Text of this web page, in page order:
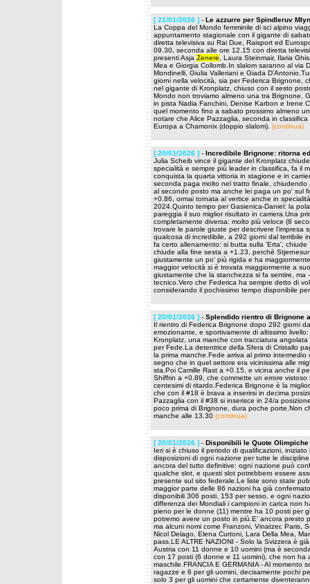
[ 21/01/2026 ] - Le azzurre per Spindleruv
La Coppa del Mondo femminile di sci alpino
appuntamento stagionale con il gigante di
diretta televisiva su Rai Due, Raisport ed
09.30, seconda alle ore 12.15 con diretta
presenti Asja Zenere , Laura Steinmair, Ilaria
Mea e Giorgia Collomb.In slalom saranno al via
Mondinelli, Giulia Valleriani e Giada
giorni nella velocità, sia per Federica Brignone,
nel gigante di Kronplatz, chiuso con il sesto
Mondo non troviamo almeno una tra Brignone,
in pista Nadia Fanchini, Denise Karbon e Irene
quel momento fino a sabato prossimo almeno
notare che Alice Pazzaglia, seconda in
Europa a Chamonix (doppio slalom). (continua)
[ 20/01/2026 ] - Incredibile Brignone: ritorna
Julia Scheib vince il gigante del Kronplatz
specialità e sempre più leader in classifica, fa il
conquista la quarta vittoria in stagione e in
seconda paga molto nel tratto finale, chiudendo
al secondo posto ma anche lei paga un po' sul
+0.86, ormai tornata al vertice anche in
2024.Quinto tempo per Gasienica-Daniel: la
pareggia il suo miglior risultato in carriera.Una
completamente diversa: molto più veloce (8
trovare le parole giuste per descrivere l'impresa
qualcosa di incredibile, a 292 giorni dal terribile
fa certo allenamento: si butta sulla 'Erta',
chiude alla fine sesta a +1.23, perchè
giustamente un po' più rigida e ha
maggior velocità si è trovata maggiormente a
giustamente che la stanchezza si fa sentire, ma
tecnico.Vero che Federica ha sempre detto di
considerando il pochissimo tempo disponibile
[ 20/01/2026 ] - Splendido rientro di Brignone
Il rientro di Federica Brignone dopo 292 giorni
emozionante, e sportivamente di altissimo
Kronplatz, una manche con tracciatura
per Fede.La detentrice della Sfera di Cristallo
la prima manche.Fede arriva al primo
segno che in quel settore era vicinissima alle
sta.Poi Camille Rast a +0.15, e vicina anche il
Shiffrin a +0.89, che commette un errore
centesimi di ritardo.Federica Brignone è la
che con il #18 è brava a inserirsi in decima
Pazzaglia con il #38 si inserisce in 24/a
poco prima di Brignone, dura poche porte.Non
manche alle 13.30 (continua)
[ 20/01/2026 ] - Disponibili le Quote
Ieri si è chiuso il periodo di qualificazioni,
disposizioni di ogni nazione per tutte le
ancora del tutto definitive: ogni nazione può
qualche slot, e questi slot potrebbero essere
presente sul sito federale.Le liste sono state
maggior parte delle 86 nazioni ha già
disponibili 306 posti, 153 per sesso, e ogni
differenza dei Mondiali i campioni in carica non
pieno per le donne (11) mentre ha 10 posti per
potremo avere un posto in più.E' ancora presto
ma alcuni nomi come Franzoni, Vinatzer, Paris,
Nicol Delago, Elena Curtoni, Lara Della Mea,
pass.LE ALTRE NAZIONI - Solo la Svizzera è
Austria con 11 donne e 10 uomini (ma è
con 17 posti (6 donne e 11 uomini), che non ha
maschile.FRANCIA E GERMANIA - Al
ragazze e 6 per gli uomini, decisamente pochi
solo 3 per gli uomini che certamente